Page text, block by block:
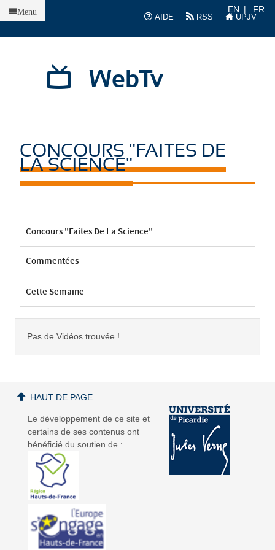
AIDE
RSS UPJV
EN FR
WebTv
Menu
CONCOURS "FAITES DE
LA SCIENCE"
Concours "Faites De La Science"
Commentées
Cette Semaine
Pas de Vidéos trouvée !
Le développement de ce site et
certains de ses contenus ont
bénéficié du soutien de :
HAUT DE PAGE